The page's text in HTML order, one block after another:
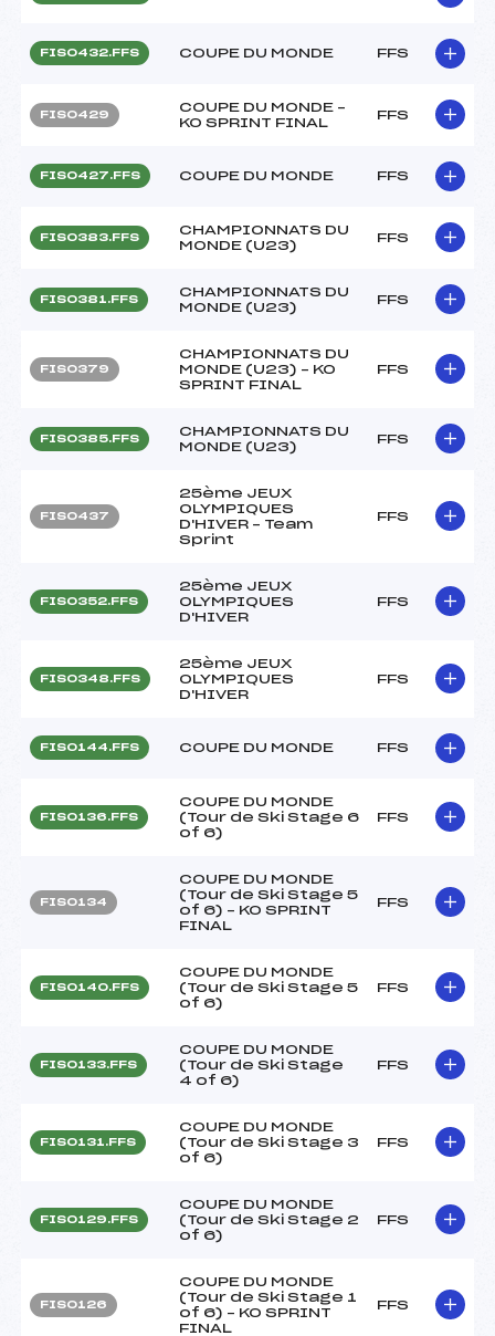
FIS0432.FFS COUPE DU MONDE FFS
FIS0429
COUPE DU MONDE –
KO SPRINT FINAL
FFS
FIS0427.FFS COUPE DU MONDE FFS
FIS0383.FFS
CHAMPIONNATS DU
MONDE (U23)
FFS
FIS0381.FFS
CHAMPIONNATS DU
MONDE (U23)
FFS
FIS0379
CHAMPIONNATS DU
MONDE (U23) – KO
SPRINT FINAL
FFS
FIS0385.FFS
CHAMPIONNATS DU
MONDE (U23)
FFS
FIS0437
25ème JEUX
OLYMPIQUES
D'HIVER – Team
Sprint
FFS
FIS0352.FFS
25ème JEUX
OLYMPIQUES
D'HIVER
FFS
FIS0348.FFS
25ème JEUX
OLYMPIQUES
D'HIVER
FFS
FIS0144.FFS COUPE DU MONDE FFS
FIS0136.FFS
COUPE DU MONDE
(Tour de Ski Stage 6
of 6)
FFS
FIS0134
COUPE DU MONDE
(Tour de Ski Stage 5
of 6) – KO SPRINT
FINAL
FFS
FIS0140.FFS
COUPE DU MONDE
(Tour de Ski Stage 5
of 6)
FFS
FIS0133.FFS
COUPE DU MONDE
(Tour de Ski Stage
4 of 6)
FFS
FIS0131.FFS
COUPE DU MONDE
(Tour de Ski Stage 3
of 6)
FFS
FIS0129.FFS
COUPE DU MONDE
(Tour de Ski Stage 2
of 6)
FFS
FIS0126
COUPE DU MONDE
(Tour de Ski Stage 1
of 6) – KO SPRINT
FINAL
FFS